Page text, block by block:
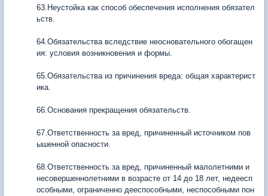
63.Неустойка как способ обеспечения исполнения обязател
ьств.
64.Обязательства вследствие неосновательного обогащен
ия: условия возникновения и формы.
65.Обязательства из причинения вреда: общая характерист
ика.
66.Основания прекращения обязательств.
67.Ответственность за вред, причиненный источником пов
ышенной опасности.
68.Ответственность за вред, причиненный малолетними и
несовершеннолетними в возрасте от 14 до 18 лет, недеесп
особными, ограниченно дееспособными, неспособными пон